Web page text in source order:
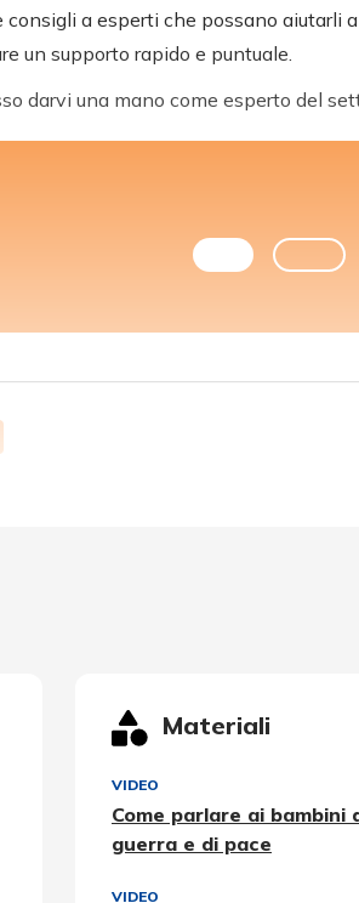
consigli a esperti che possano aiutarli
un supporto rapido e puntuale.
darvi una mano come esperto del
Materiali
VIDEO
Come parlare ai bambini
guerra e di pace
VIDEO